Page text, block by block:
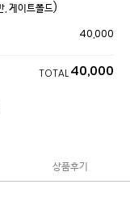
, 게이트폴드)
40,000
TOTAL40,000
상품후기